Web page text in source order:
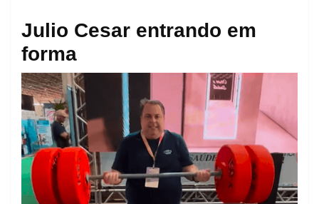
Julio Cesar entrando em
forma